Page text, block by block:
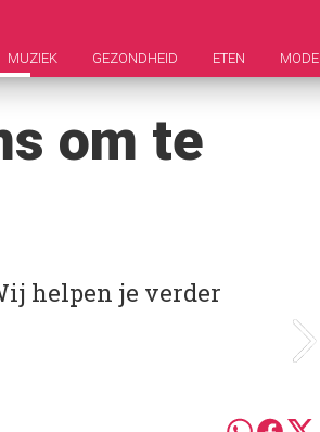
MUZIEK GEZONDHEID ETEN MODE
om te
helpen je verder